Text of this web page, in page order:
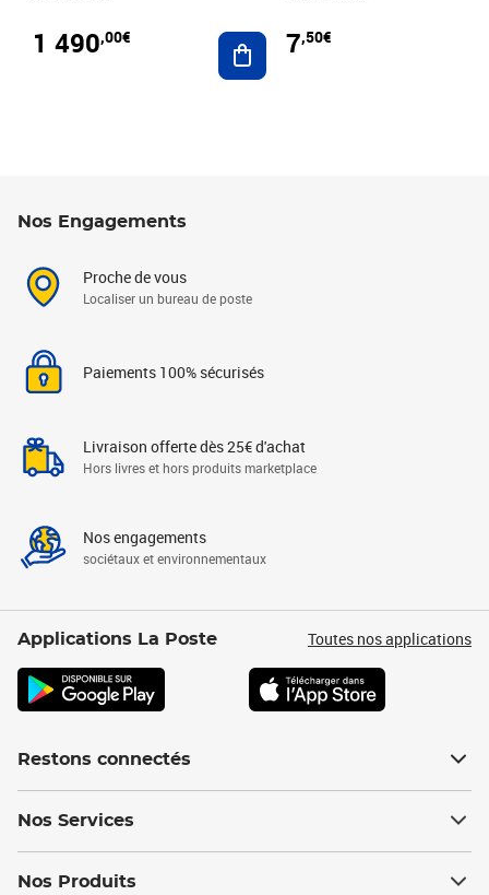
1 490,00€ Ajouter au panier
7,50€
Nos Engagements
Proche de vous
Localiser un bureau de poste
Paiements 100% sécurisés
Livraison offerte dès 25€ d'achat
Hors livres et hors produits marketplace
Nos engagements
sociétaux et environnementaux
Applications La Poste Toutes nos applications
Restons connectés
Nos Services
Nos Produits